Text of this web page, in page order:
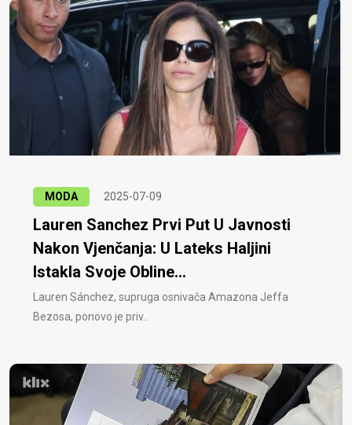
MODA 2025-07-09
Lauren Sanchez Prvi Put U Javnosti
Nakon Vjenčanja: U Lateks Haljini
Istakla Svoje Obline...
Lauren Sánchez, supruga osnivača Amazona Jeffa
Bezosa, ponovo je priv..